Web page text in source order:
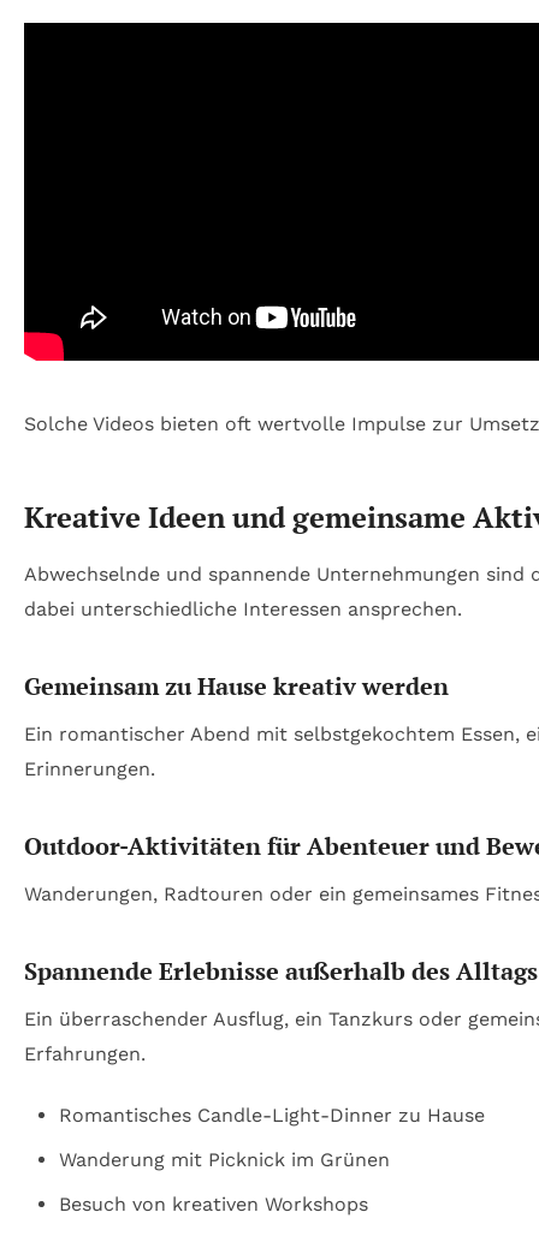
Solche Videos bieten oft wertvolle Impulse zur
Kreative Ideen und gemeinsame
Abwechselnde und spannende Unternehmungen
dabei unterschiedliche Interessen ansprechen.
Gemeinsam zu Hause kreativ werden
Ein romantischer Abend mit selbstgekochtem Essen,
Erinnerungen.
Outdoor-Aktivitäten für Abenteuer und
Wanderungen, Radtouren oder ein gemeinsames
Spannende Erlebnisse außerhalb des Alltags
Ein überraschender Ausflug, ein Tanzkurs oder
Erfahrungen.
Romantisches Candle-Light-Dinner zu Hause
Wanderung mit Picknick im Grünen
Besuch von kreativen Workshops